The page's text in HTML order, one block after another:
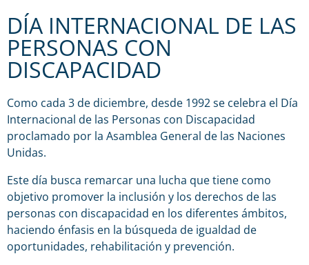
DÍA INTERNACIONAL DE LAS
PERSONAS CON
DISCAPACIDAD
Como cada 3 de diciembre, desde 1992 se celebra el Día
Internacional de las Personas con Discapacidad
proclamado por la Asamblea General de las Naciones
Unidas.
Este día busca remarcar una lucha que tiene como
objetivo promover la inclusión y los derechos de las
personas con discapacidad en los diferentes ámbitos,
haciendo énfasis en la búsqueda de igualdad de
oportunidades, rehabilitación y prevención.